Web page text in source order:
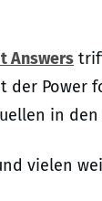
Answers
Power
in den
vielen